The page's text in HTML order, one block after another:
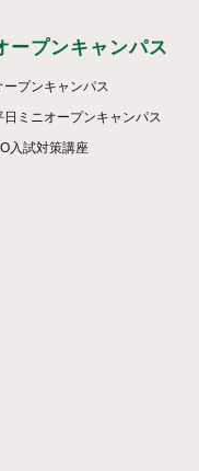
ープンキャンパス
ープンキャンパス
日ミニオープンキャンパス
入試対策講座